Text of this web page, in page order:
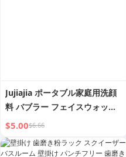
Jujiajia ポータブル家庭用洗顔
料 バブラー フェイスウォッシ
ュ シャンプー シャワージェル
フォーム ヘア
$5.00$6.66